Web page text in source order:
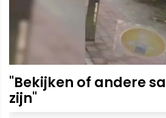
"Bekijken of andere
zijn"